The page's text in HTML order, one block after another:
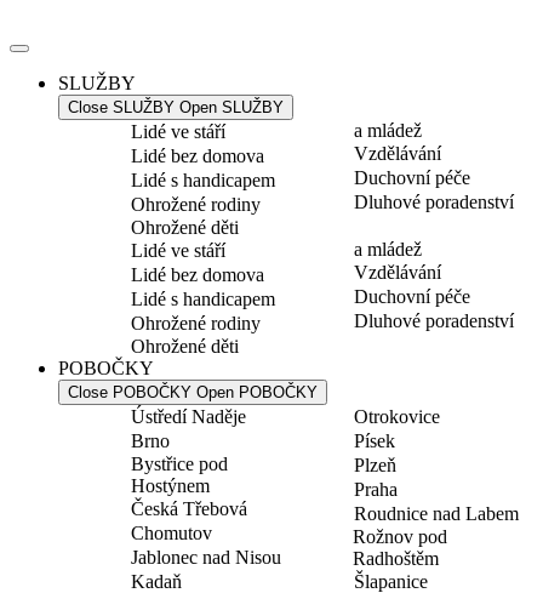
k
SLUŽBY
Close SLUŽBY Open SLUŽBY
Lidé ve stáří
Lidé bez domova
Lidé s handicapem
Ohrožené rodiny
Ohrožené děti
a mládež
Vzdělávání
Duchovní péče
Dluhové poradenství
Lidé ve stáří
Lidé bez domova
Lidé s handicapem
Ohrožené rodiny
Ohrožené děti
a mládež
Vzdělávání
Duchovní péče
Dluhové poradenství
POBOČKY
Close POBOČKY Open POBOČKY
Ústředí Naděje
Brno
Bystřice pod
Hostýnem
Česká Třebová
Chomutov
Jablonec nad Nisou
Kadaň
Otrokovice
Písek
Plzeň
Praha
Roudnice nad Labem
Rožnov pod
Radhoštěm
Šlapanice